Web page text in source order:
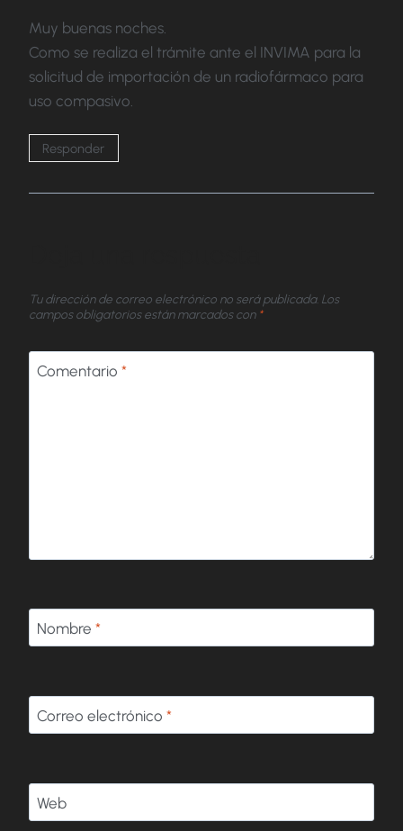
Muy buenas noches.
Como se realiza el trámite ante el INVIMA para la
solicitud de importación de un radiofármaco para
uso compasivo.
Responder
Tu dirección de correo electrónico no será publicada. Los
campos obligatorios están marcados con *
Comentario *
Nombre *
Correo electrónico *
Web